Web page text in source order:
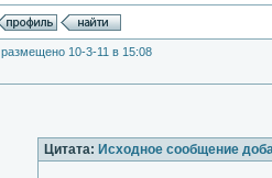
размещено 10-3-11 в 15:08
Цитата: Исходное сообщение